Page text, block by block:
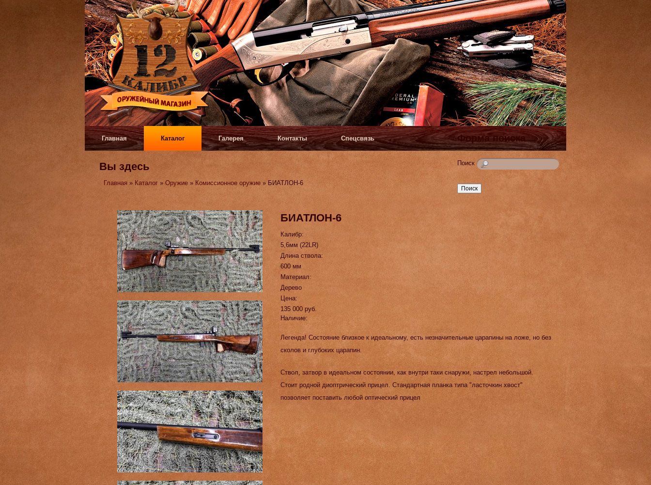
Форма поиска
Поиск
Главная Каталог Галерея Контакты Спецсвязь
Вы здесь
Главная » Каталог »Оружие » Комиссионное оружие » БИАТЛОН-6
БИАТЛОН-6
Калибр:
5,6мм (22LR)
Длина ствола:
600 мм
Материал:
Дерево
Цена:
135 000 руб.
Наличие:
Легенда! Состояние близкое к идеальному, есть незначительные царапины на ложе, но без
сколов и глубоких царапин.
Ствол, затвор в идеальном состоянии, как внутри таки снаружи, настрел небольшой.
Стоит родной диоптрический прицел. Стандартная планка типа "ласточкин хвост"
позволяет поставить любой оптический прицел